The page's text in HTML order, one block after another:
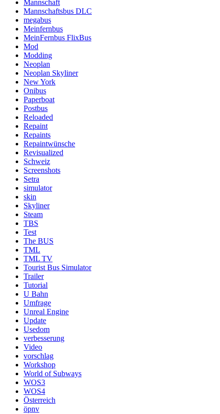
Mannschaft
Mannschaftsbus DLC
megabus
Meinfernbus
MeinFernbus FlixBus
Mod
Modding
Neoplan
Neoplan Skyliner
New York
Onibus
Paperboat
Postbus
Reloaded
Repaint
Repaints
Repaintwünsche
Revisualized
Schweiz
Screenshots
Setra
simulator
skin
Skyliner
Steam
TBS
Test
The BUS
TML
TML TV
Tourist Bus Simulator
Trailer
Tutorial
U Bahn
Umfrage
Unreal Engine
Update
Usedom
verbesserung
Video
vorschlag
Workshop
World of Subways
WOS3
WOS4
Österreich
öpnv